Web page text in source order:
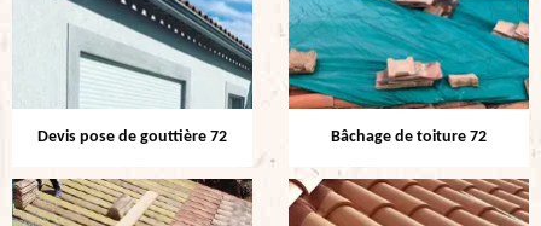
Devis pose de gouttière 72 Bâchage de toiture 72